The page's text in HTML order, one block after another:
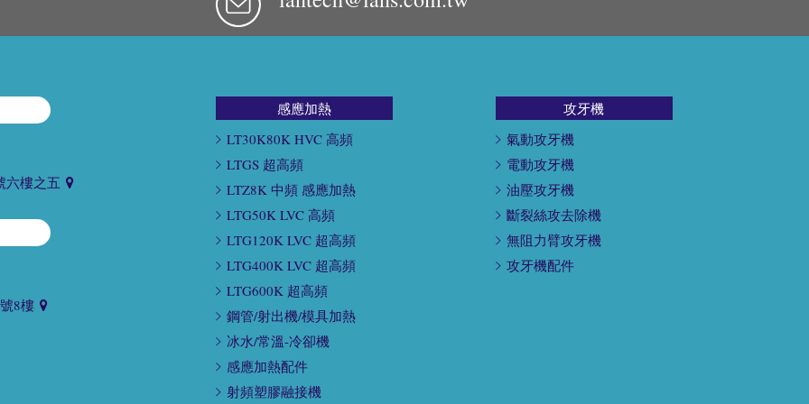
六樓之五
8樓
感應加熱
LT30K80K HVC 高頻
LTGS 超高頻
LTZ8K 中頻 感應加熱
LTG50K LVC 高頻
LTG120K LVC 超高頻
LTG400K LVC 超高頻
LTG600K 超高頻
鋼管/射出機/模具加熱
冰水/常溫-冷卻機
感應加熱配件
射頻塑膠融接機
攻牙機
氣動攻牙機
電動攻牙機
油壓攻牙機
斷裂絲攻去除機
無阻力臂攻牙機
攻牙機配件